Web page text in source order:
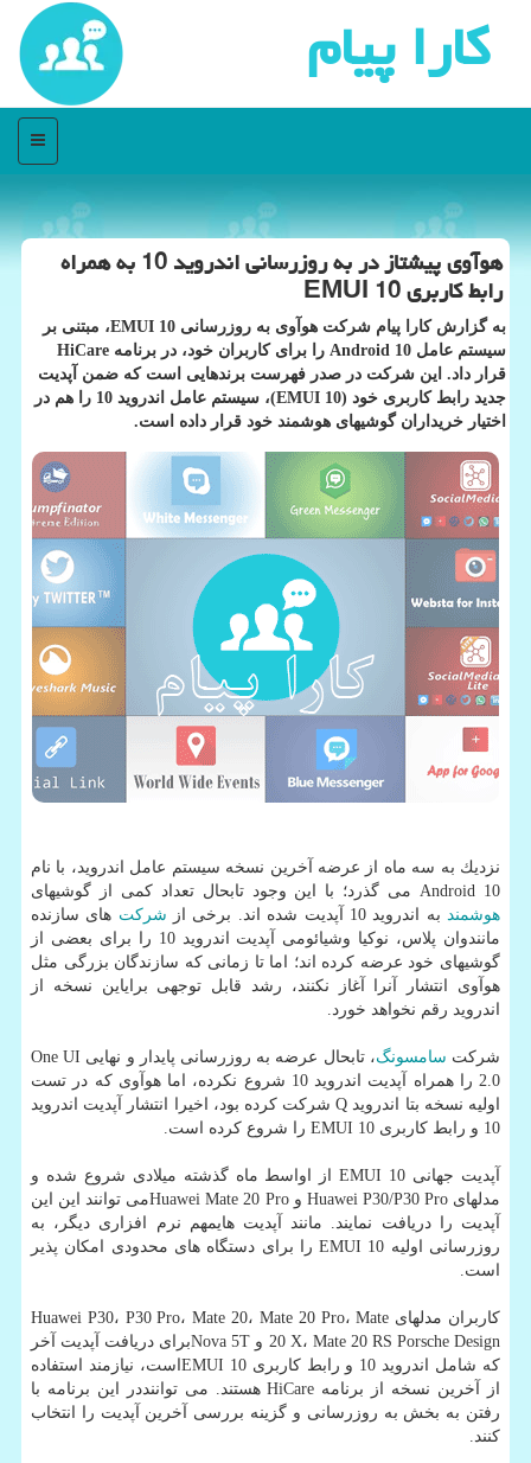
كارا پیام
منو
هوآوی پیشتاز در به روزرسانی اندروید 10 به همراه
رابط كاربری EMUI 10
به گزارش كارا پیام شركت هوآوی به روزرسانی EMUI 10، مبتنی بر
سیستم عامل Android 10 را برای كاربران خود، در برنامه HiCare
قرار داد. این شركت در صدر فهرست برندهایی است كه ضمن آپدیت
جدید رابط كاربری خود (EMUI 10)، سیستم عامل اندروید 10 را هم در
اختیار خریداران گوشیهای هوشمند خود قرار داده است.
نزدیك به سه ماه از عرضه آخرین نسخه سیستم عامل اندروید، با نام
Android 10 می گذرد؛ با این وجود تابحال تعداد كمی از گوشیهای
هوشمندبه اندروید 10 آپدیت شده اند. برخی از شركت های سازنده
مانندوان پلاس، نوكیا وشیائومی آپدیت اندروید 10 را برای بعضی از
گوشیهای خود عرضه كرده اند؛ اما تا زمانی كه سازندگان بزرگی مثل
هوآوی انتشار آنرا آغاز نكنند، رشد قابل توجهی برایاین نسخه از
اندروید رقم نخواهد خورد.
شركت سامسونگ
، تابحال عرضه به روزرسانی پایدار و نهایی One UI
2.0 را همراه آپدیت اندروید 10 شروع نكرده، اما هوآوی كه در تست
اولیه نسخه بتا اندروید Q شركت كرده بود، اخیرا انتشار آپدیت اندروید
10 و رابط كاربری EMUI 10 را شروع كرده است.
آپدیت جهانی EMUI 10 از اواسط ماه گذشته میلادی شروع شده و
مدلهای Huawei P30/P30 Pro و Huawei Mate 20 Proمی توانند این این
آپدیت را دریافت نمایند. مانند آپدیت هایمهم نرم افزاری دیگر، به
روزرسانی اولیه EMUI 10 را برای دستگاه های محدودی امكان پذیر
است.
كاربران مدلهای Huawei P30، P30 Pro، Mate 20، Mate 20 Pro، Mate
20 X، Mate 20 RS Porsche Design و Nova 5Tبرای دریافت آپدیت آخر
كه شامل اندروید 10 و رابط كاربری EMUI 10است، نیازمند استفاده
از آخرین نسخه از برنامه HiCare هستند. می تواننددر این برنامه با
رفتن به بخش به روزرسانی و گزینه بررسی آخرین آپدیت را انتخاب
كنند.